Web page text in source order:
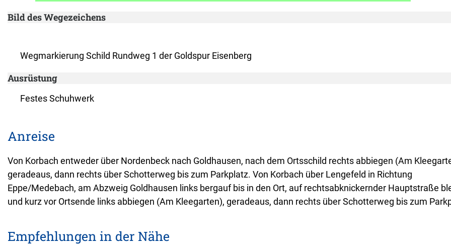
Bild des Wegezeichens
Wegmarkierung Schild Rundweg 1 der Goldspur Eisenberg
Ausrüstung
Festes Schuhwerk
Anreise
Von Korbach entweder über Nordenbeck nach Goldhausen, nach dem Ortsschild rechts abbiegen (Am
geradeaus, dann rechts über Schotterweg bis zum Parkplatz. Von Korbach über Lengefeld in Richtung
Eppe/Medebach, am Abzweig Goldhausen links bergauf bis in den Ort, auf rechtsabknickernder Hauptstraße
und kurz vor Ortsende links abbiegen (Am Kleegarten), geradeaus, dann rechts über Schotterweg bis zum
Empfehlungen in der Nähe